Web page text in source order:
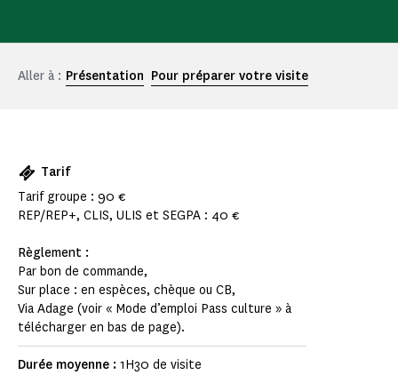
Aller à : Présentation Pour préparer votre visite
Tarif
Tarif groupe : 90 €
REP/REP+, CLIS, ULIS et SEGPA : 40 €
Règlement :
Par bon de commande,
Sur place : en espèces, chèque ou CB,
Via Adage (voir « Mode d’emploi Pass culture » à
télécharger en bas de page).
Durée moyenne : 1H30 de visite